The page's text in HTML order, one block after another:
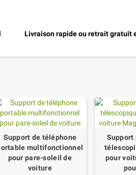
Livraison rapide ou retrait gratuit
Support de téléphone
multifonctionnel
pour pare-soleil de
voiture
Support
pour